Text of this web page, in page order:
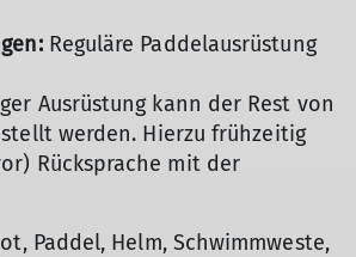
Reguläre Paddelausrüstung
Ausrüstung kann der Rest von
werden. Hierzu frühzeitig
Rücksprache mit der
Paddel, Helm, Schwimmweste,